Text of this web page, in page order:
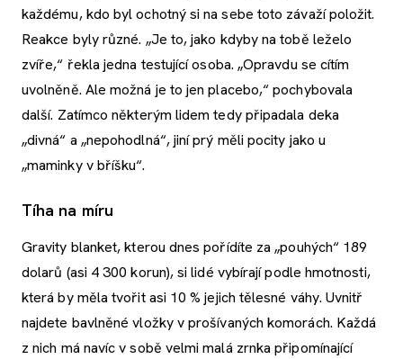
každému, kdo byl ochotný si na sebe toto závaží položit.
Reakce byly různé. „Je to, jako kdyby na tobě leželo
zvíře,“ řekla jedna testující osoba. „Opravdu se cítím
uvolněně. Ale možná je to jen placebo,“ pochybovala
další. Zatímco některým lidem tedy připadala deka
„divná“ a „nepohodlná“, jiní prý měli pocity jako u
„maminky v bříšku“.
Tíha na míru
Gravity blanket, kterou dnes pořídíte za „pouhých“ 189
dolarů (asi 4 300 korun), si lidé vybírají podle hmotnosti,
která by měla tvořit asi 10 % jejich tělesné váhy. Uvnitř
najdete bavlněné vložky v prošívaných komorách. Každá
z nich má navíc v sobě velmi malá zrnka připomínající